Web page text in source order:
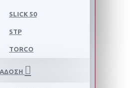
SLICK 50
STP
TORCO